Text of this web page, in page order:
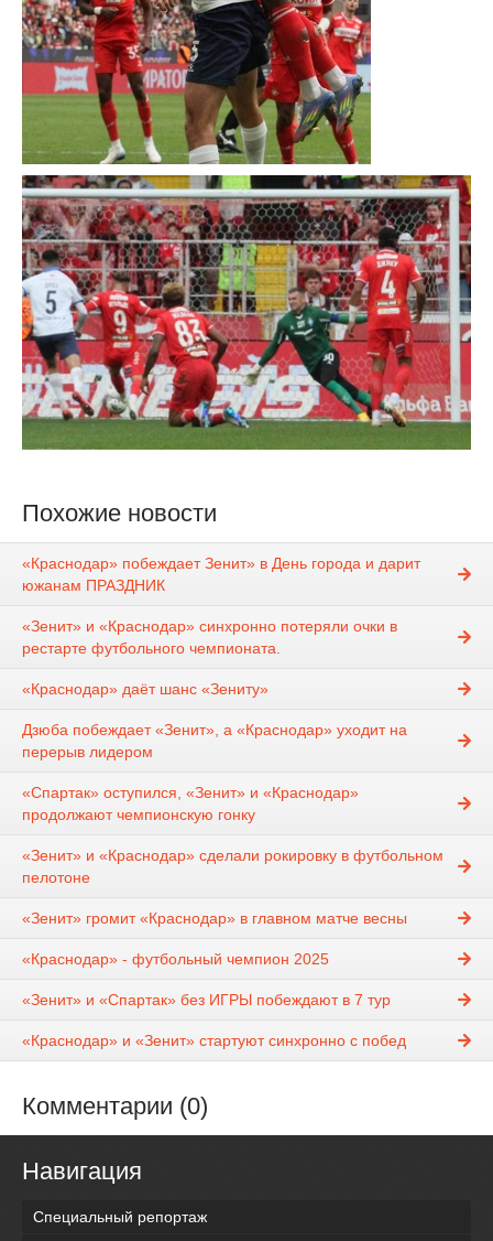
Похожие новости
«Краснодар» побеждает Зенит» в День города и дарит
южанам ПРАЗДНИК
«Зенит» и «Краснодар» синхронно потеряли очки в
рестарте футбольного чемпионата.
«Краснодар» даёт шанс «Зениту»
Дзюба побеждает «Зенит», а «Краснодар» уходит на
перерыв лидером
«Спартак» оступился, «Зенит» и «Краснодар»
продолжают чемпионскую гонку
«Зенит» и «Краснодар» сделали рокировку в футбольном
пелотоне
«Зенит» громит «Краснодар» в главном матче весны
«Краснодар» - футбольный чемпион 2025
«Зенит» и «Спартак» без ИГРЫ побеждают в 7 тур
«Краснодар» и «Зенит» стартуют синхронно с побед
Комментарии (0)
Навигация
Специальный репортаж